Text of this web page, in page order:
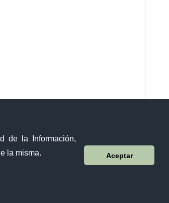
de la Información,
la misma.
Aceptar
Contacto ciudadano